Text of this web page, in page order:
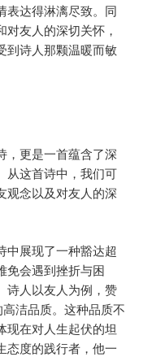
表达得淋漓尽致。同
友人的深切关怀，
到诗人那颗温暖而敏
，更是一首蕴含了深
从这首诗中，我们可
观念以及对友人的深
中展现了一种豁达超
免会遇到挫折与困
诗人以友人为例，赞
洁品质。这种品质不
现在对人生起伏的坦
态度的践行者，他一